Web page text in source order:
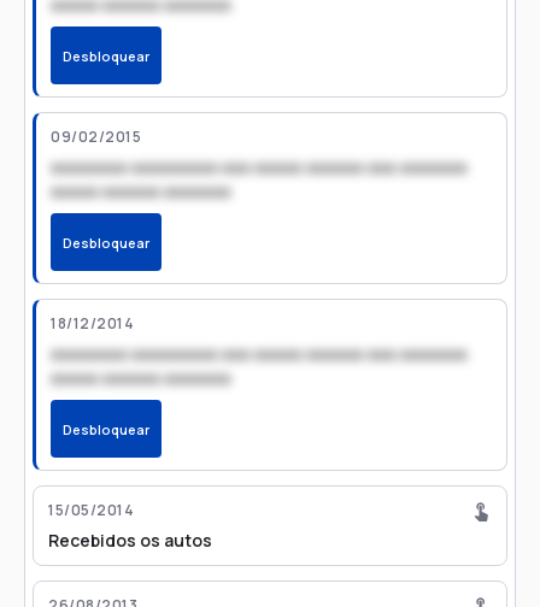
Desbloquear
09/02/2015
xxxxxxxx xxxxxxxxx xxx xxxxx xxxxxx xxx xxxxxxx
xxxxx xxxxxx xxxxxxx
Desbloquear
18/12/2014
xxxxxxxx xxxxxxxxx xxx xxxxx xxxxxx xxx xxxxxxx
xxxxx xxxxxx xxxxxxx
Desbloquear
15/05/2014
Recebidos os autos